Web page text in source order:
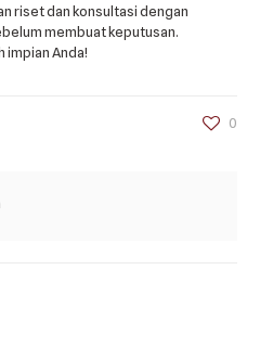
riset dan konsultasi dengan
membuat keputusan.
impian Anda!
0